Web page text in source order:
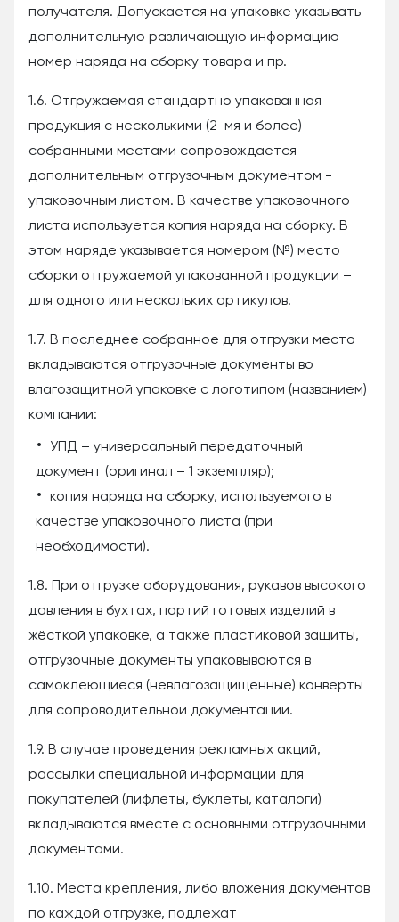
получателя. Допускается на упаковке указывать
дополнительную различающую информацию –
номер наряда на сборку товара и пр.
1.6. Отгружаемая стандартно упакованная
продукция с несколькими (2-мя и более)
собранными местами сопровождается
дополнительным отгрузочным документом -
упаковочным листом. В качестве упаковочного
листа используется копия наряда на сборку. В
этом наряде указывается номером (№) место
сборки отгружаемой упакованной продукции –
для одного или нескольких артикулов.
1.7. В последнее собранное для отгрузки место
вкладываются отгрузочные документы во
влагозащитной упаковке с логотипом (названием)
компании:
УПД – универсальный передаточный
документ (оригинал – 1 экземпляр);
копия наряда на сборку, используемого в
качестве упаковочного листа (при
необходимости).
1.8. При отгрузке оборудования, рукавов высокого
давления в бухтах, партий готовых изделий в
жёсткой упаковке, а также пластиковой защиты,
отгрузочные документы упаковываются в
самоклеющиеся (невлагозащищенные) конверты
для сопроводительной документации.
1.9. В случае проведения рекламных акций,
рассылки специальной информации для
покупателей (лифлеты, буклеты, каталоги)
вкладываются вместе с основными отгрузочными
документами.
1.10. Места крепления, либо вложения документов
по каждой отгрузке, подлежат